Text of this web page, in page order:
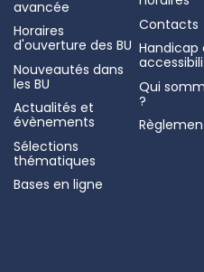
avancée
Horaires
d'ouverture des BU
Nouveautés dans
les BU
Actualités et
évènements
Sélections
thématiques
Bases en ligne
Contacts
Handicap
Qui
?